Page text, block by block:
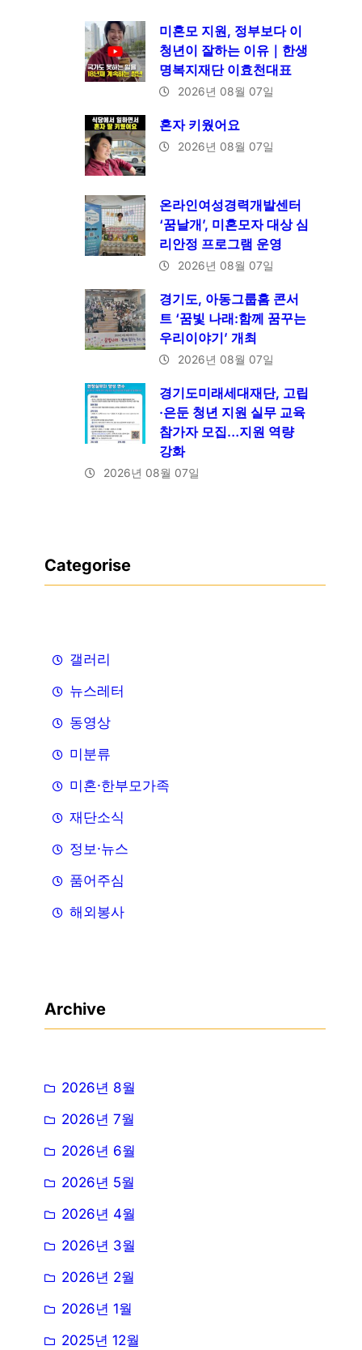
미혼모 지원, 정부보다 이
청년이 잘하는 이유｜한생
명복지재단 이효천대표
2026년 08월 07일
혼자 키웠어요
2026년 08월 07일
온라인여성경력개발센터
‘꿈날개’, 미혼모자 대상 심
리안정 프로그램 운영
2026년 08월 07일
경기도, 아동그룹홈 콘서
트 ‘꿈빛 나래:함께 꿈꾸는
우리이야기’ 개최
2026년 08월 07일
경기도미래세대재단, 고립
·은둔 청년 지원 실무 교육
참가자 모집…지원 역량
강화
2026년 08월 07일
Categorise
갤러리
뉴스레터
동영상
미분류
미혼·한부모가족
재단소식
정보·뉴스
품어주심
해외봉사
Archive
2026년 8월
2026년 7월
2026년 6월
2026년 5월
2026년 4월
2026년 3월
2026년 2월
2026년 1월
2025년 12월